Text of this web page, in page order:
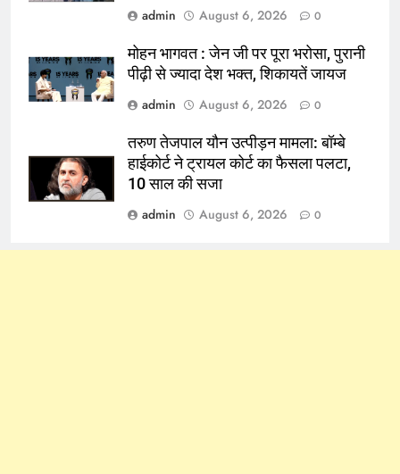
admin
August 6, 2026 0
मोहन भागवत : जेन जी पर पूरा भरोसा, पुरानी
पीढ़ी से ज्यादा देश भक्त, शिकायतें जायज
admin
August 6, 2026 0
तरुण तेजपाल यौन उत्पीड़न मामला: बॉम्बे
हाईकोर्ट ने ट्रायल कोर्ट का फैसला पलटा,
10 साल की सजा
admin
August 6, 2026 0